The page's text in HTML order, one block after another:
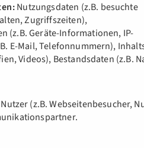
Nutzungsdaten (z.B. besuchte
Zugriffszeiten),
(z.B. Geräte-Informationen, IP-
E-Mail, Telefonnummern),
Videos), Bestandsdaten (z.B.
Nutzer (z.B. Webseitenbesucher,